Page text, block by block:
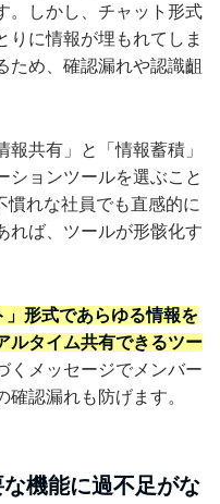
。しかし、チャット形式
りに情報が埋もれてしま
ため、確認漏れや認識齟
共有」と「情報蓄積」
ションツールを選ぶこと
慣れな社員でも直感的に
れば、ツールが形骸化す
」形式であらゆる情報を
ルタイム共有できるツー
くメッセージでメンバー
認漏れも防げます。
機能に過不足がな